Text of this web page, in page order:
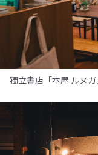
獨立書店「本屋 ルヌガ